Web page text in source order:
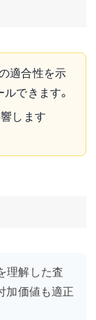
適合性を示
できます。
します
理解した査
加価値も適正